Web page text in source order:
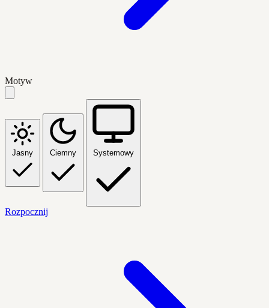
Motyw
Jasny Ciemny Systemowy
Rozpocznij